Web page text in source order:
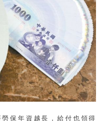
勞保年資越長，給付也領得